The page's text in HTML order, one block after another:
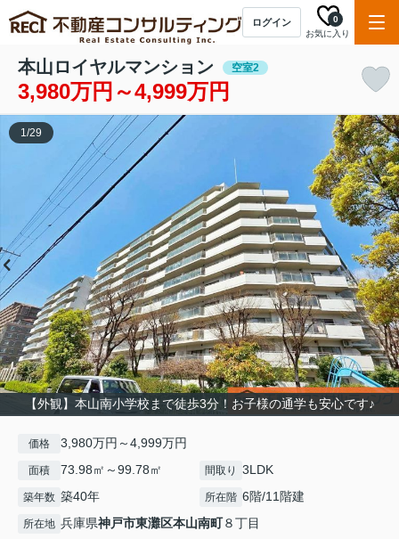
ログイン
お気に入り
0
本山ロイヤルマンション 空室2
3,980万円～4,999万円
【外観】本山南小学校まで徒歩3分！お子様の通学も安心です♪
1/29
価格 3,980万円～4,999万円
面積 73.98㎡～99.78㎡ 間取り 3LDK
築年数 築40年 所在階 6階/11階建
所在地 兵庫県神戸市東灘区本山南町８丁目